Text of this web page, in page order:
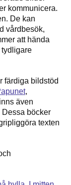
kommunicera.
De kan
vårdbesök,
att hända
tydligare
färdiga bildstöd
,
även
Dessa böcker
texten